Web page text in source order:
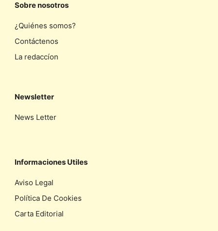
Sobre nosotros
¿Quiénes somos?
Contáctenos
La redaccíon
Newsletter
News Letter
Informaciones Utiles
Aviso Legal
Política De Cookies
Carta Editorial